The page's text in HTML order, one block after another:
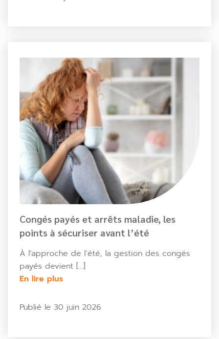
Congés payés et arrêts maladie, les
points à sécuriser avant l’été
À l’approche de l’été, la gestion des congés
payés devient […]
En lire plus
Publié le 30 juin 2026